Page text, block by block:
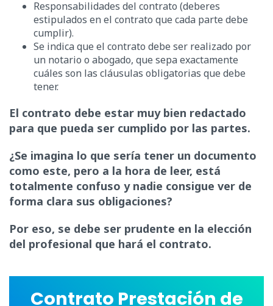
Responsabilidades del contrato (deberes
estipulados en el contrato que cada parte debe
cumplir).
Se indica que el contrato debe ser realizado por
un notario o abogado, que sepa exactamente
cuáles son las cláusulas obligatorias que debe
tener.
El contrato debe estar muy bien redactado
para que pueda ser cumplido por las partes.
¿Se imagina lo que sería tener un documento
como este, pero a la hora de leer, está
totalmente confuso y nadie consigue ver de
forma clara sus obligaciones?
Por eso, se debe ser prudente en la elección
del profesional que hará el contrato.
Contrato Prestación de